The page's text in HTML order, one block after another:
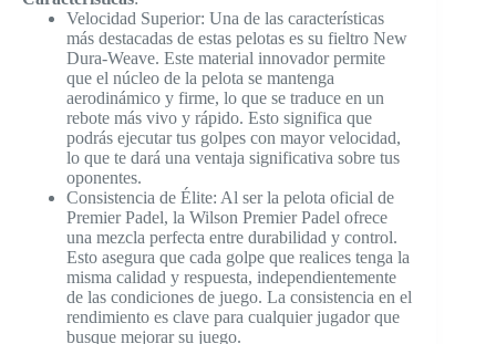
Velocidad Superior: Una de las características
más destacadas de estas pelotas es su fieltro New
Dura-Weave. Este material innovador permite
que el núcleo de la pelota se mantenga
aerodinámico y firme, lo que se traduce en un
rebote más vivo y rápido. Esto significa que
podrás ejecutar tus golpes con mayor velocidad,
lo que te dará una ventaja significativa sobre tus
oponentes.
Consistencia de Élite: Al ser la pelota oficial de
Premier Padel, la Wilson Premier Padel ofrece
una mezcla perfecta entre durabilidad y control.
Esto asegura que cada golpe que realices tenga la
misma calidad y respuesta, independientemente
de las condiciones de juego. La consistencia en el
rendimiento es clave para cualquier jugador que
busque mejorar su juego.